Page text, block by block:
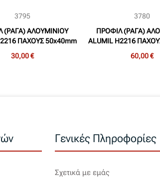
3795
(ΡΑΓΑ) ΑΛΟΥΜΙΝΙΟΥ
ΠΑΧΟΥΣ 50x40mm
30,00 €
3780
ΠΡΟΦΙΛ (ΡΑΓΑ)
ALUMIL H2216
60,00 €
Γενικές Πληροφορίες
Σχετικά με εμάς